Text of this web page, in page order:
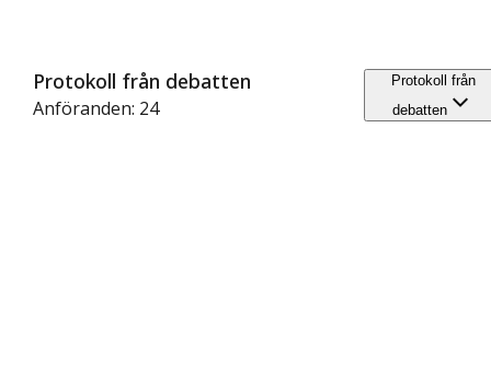
Protokoll från debatten
Anföranden: 24
Protokoll från
debatten